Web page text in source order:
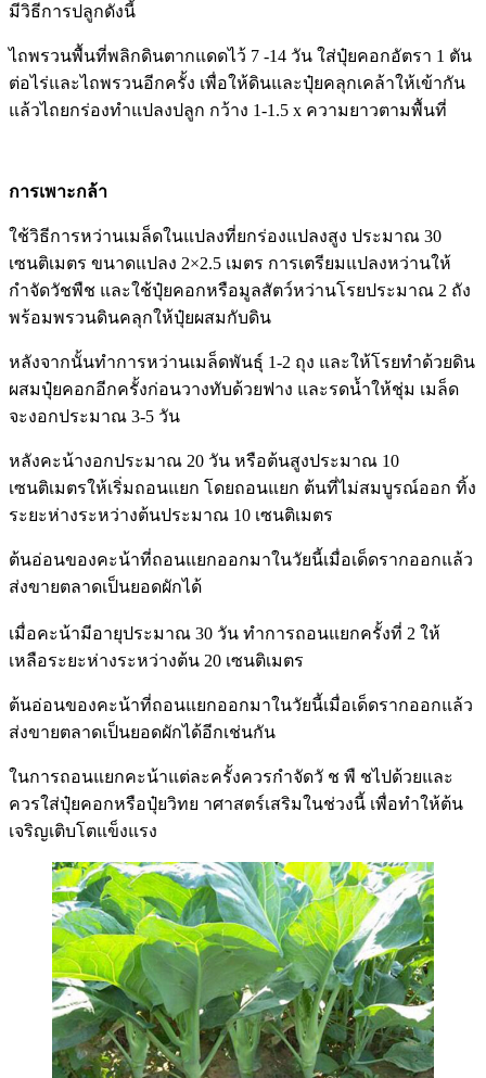
มีวิธีการปลูกดังนี้
ไถพรวนพื้นที่พลิกดินตากแดดไว้ 7 -14 วัน ใส่ปุ๋ยคอกอัตรา 1 ตัน
ต่อไร่และไถพรวนอีกครั้ง เพื่อให้ดินและปุ๋ยคลุกเคล้าให้เข้ากัน
แล้วไถยกร่องทำแปลงปลูก กว้าง 1-1.5 x ความยาวตามพื้นที่
การเพาะกล้า
ใช้วิธีการหว่านเมล็ดในแปลงที่ยกร่องแปลงสูง ประมาณ 30
เซนติเมตร ขนาดแปลง 2×2.5 เมตร การเตรียมแปลงหว่านให้
กำจัดวัชพืช และใช้ปุ๋ยคอกหรือมูลสัตว์หว่านโรยประมาณ 2 ถัง
พร้อมพรวนดินคลุกให้ปุ๋ยผสมกับดิน
หลังจากนั้นทำการหว่านเมล็ดพันธุ์ 1-2 ถุง และให้โรยทำด้วยดิน
ผสมปุ๋ยคอกอีกครั้งก่อนวางทับด้วยฟาง และรดน้ำให้ชุ่ม เมล็ด
จะงอกประมาณ 3-5 วัน
หลังคะน้างอกประมาณ 20 วัน หรือต้นสูงประมาณ 10
เซนติเมตรให้เริ่มถอนแยก โดยถอนแยก ต้นที่ไม่สมบูรณ์ออก ทิ้ง
ระยะห่างระหว่างต้นประมาณ 10 เซนติเมตร
ต้นอ่อนของคะน้าที่ถอนแยกออกมาในวัยนี้เมื่อเด็ดรากออกแล้ว
ส่งขายตลาดเป็นยอดผักได้
เมื่อคะน้ามีอายุประมาณ 30 วัน ทำการถอนแยกครั้งที่ 2 ให้
เหลือระยะห่างระหว่างต้น 20 เซนติเมตร
ต้นอ่อนของคะน้าที่ถอนแยกออกมาในวัยนี้เมื่อเด็ดรากออกแล้ว
ส่งขายตลาดเป็นยอดผักได้อีกเช่นกัน
ในการถอนแยกคะน้าแต่ละครั้งควรกำจัดวั ช พื ชไปด้วยและ
ควรใส่ปุ๋ยคอกหรือปุ๋ยวิทย าศาสตร์เสริมในช่วงนี้ เพื่อทำให้ต้น
เจริญเติบโตแข็งแรง